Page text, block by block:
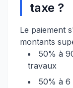
taxe ?
Le paiement
montants
50% à
travaux
50% à 6